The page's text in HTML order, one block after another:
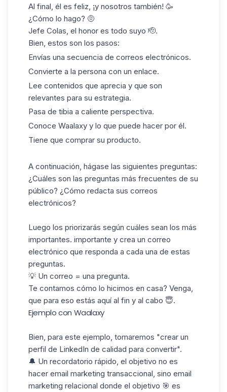
Al final, él es feliz, ¡y nosotros también! 🥳
¿Cómo lo hago? 🤨
Jefe Colas, el honor es todo suyo 🫡.
Bien, estos son los pasos:
Envías una secuencia de correos electrónicos.
Convierte a la persona con un enlace.
Lee contenidos que aprecia y que son
relevantes para su estrategia.
Pasa de tibia a caliente perspectiva.
Conoce Waalaxy y lo que puede hacer por él.
Tiene que comprar su producto.
A continuación, hágase las siguientes preguntas:
¿Cuáles son las preguntas más frecuentes de su
público? ¿Cómo redacta sus correos
electrónicos?
Luego los priorizarás según cuáles sean los más
importantes. importante y crea un correo
electrónico que responda a cada una de estas
preguntas.
💡 Un correo = una pregunta.
Te contamos cómo lo hicimos en casa? Venga,
que para eso estás aquí al fin y al cabo 😇.
Ejemplo con Waalaxy
Bien, para este ejemplo, tomaremos "crear un
perfil de LinkedIn de calidad para convertir".
🔔 Un recordatorio rápido, el objetivo no es
hacer email marketing transaccional, sino email
marketing relacional donde el objetivo 🎯 es